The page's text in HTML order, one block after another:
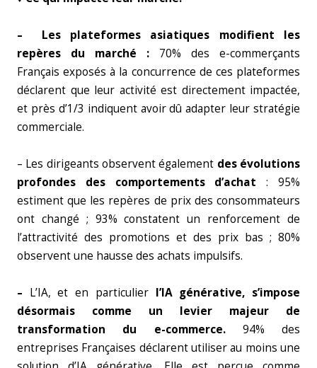
– Les plateformes asiatiques modifient les
repères du marché : 70% des e-commerçants
Français exposés à la concurrence de ces plateformes
déclarent que leur activité est directement impactée,
et près d’1/3 indiquent avoir dû adapter leur stratégie
commerciale.
– Les dirigeants observent également des évolutions
profondes des comportements d’achat: 95%
estiment que les repères de prix des consommateurs
ont changé ; 93% constatent un renforcement de
l’attractivité des promotions et des prix bas ; 80%
observent une hausse des achats impulsifs.
– L’IA, et en particulier l’IA générative, s’impose
désormais comme un levier majeur de
transformation du e-commerce.94% des
entreprises Françaises déclarent utiliser au moins une